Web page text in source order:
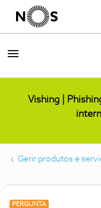
Vishing |
Gerir produtos e
PERGUNTA